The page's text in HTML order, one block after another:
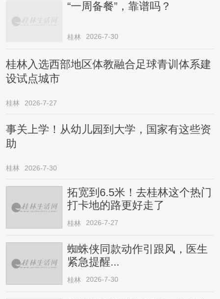
“一周备餐”，靠谱吗？
桂林 2026-7-30
桂林入选西部地区体教融合足球青训体系建
设试点城市
桂林 2026-7-27
事关上学！从幼儿园到大学，国家有这些资
助
桂林 2026-7-30
拓宽到6.5米！去桂林这个热门
打卡地的路更好走了
桂林 2026-7-27
蜘蛛侠同款动作引跟风，医生
紧急提醒...
桂林 2026-7-30